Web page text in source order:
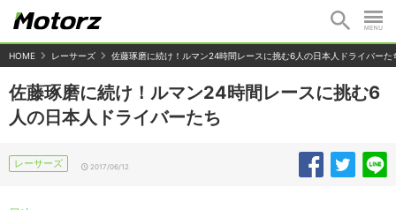
HOME レーサーズ 佐藤琢磨に続け！ルマン24時間レースに挑む6人の日本人ドライバーた
佐藤琢磨に続け！ルマン24時間レースに挑む6
人の日本人ドライバーたち
レーサーズ 2017/06/12